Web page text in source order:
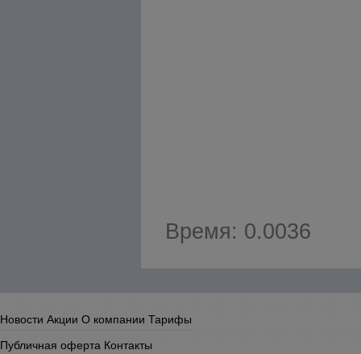
Время: 0.0036
Новости Акции О компании Тарифы
Публичная оферта Контакты